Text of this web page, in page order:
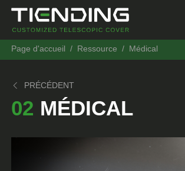
Page d'accueil Ressource Médical
PRÉCÉDENT
02 MÉDICAL